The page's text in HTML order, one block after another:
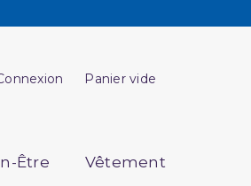
Panier vide
Être Vêtement